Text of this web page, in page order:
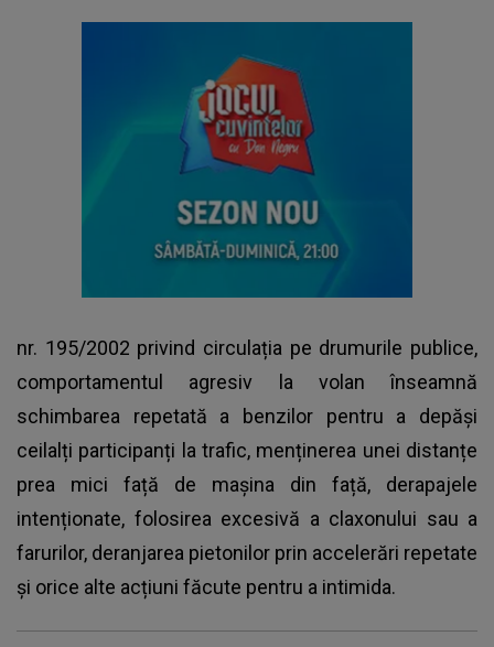
nr. 195/2002 privind circulația pe drumurile publice,
comportamentul agresiv la volan înseamnă
schimbarea repetată a benzilor pentru a depăși
ceilalți participanți la trafic, menținerea unei distanțe
prea mici față de mașina din față, derapajele
intenționate, folosirea excesivă a claxonului sau a
farurilor, deranjarea pietonilor prin accelerări repetate
și orice alte acțiuni făcute pentru a intimida.